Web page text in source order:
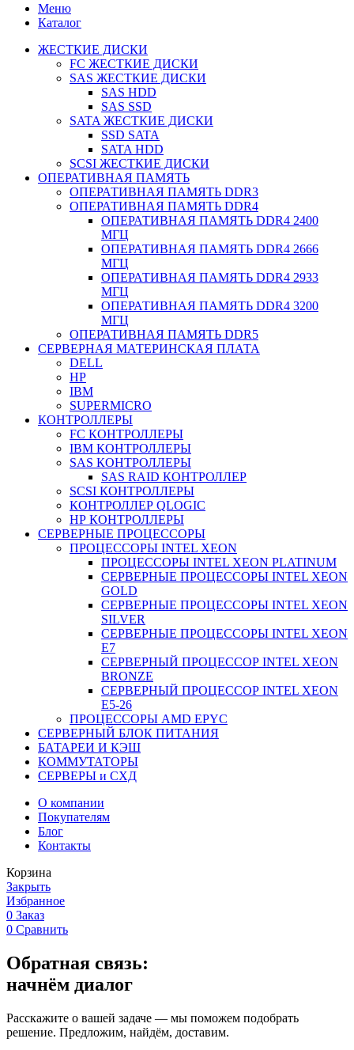
Меню
Каталог
ЖЕСТКИЕ ДИСКИ
FC ЖЕСТКИЕ ДИСКИ
SAS ЖЕСТКИЕ ДИСКИ
SAS HDD
SAS SSD
SATA ЖЕСТКИЕ ДИСКИ
SSD SATA
SATA HDD
SCSI ЖЕСТКИЕ ДИСКИ
ОПЕРАТИВНАЯ ПАМЯТЬ
ОПЕРАТИВНАЯ ПАМЯТЬ DDR3
ОПЕРАТИВНАЯ ПАМЯТЬ DDR4
ОПЕРАТИВНАЯ ПАМЯТЬ DDR4 2400
МГЦ
ОПЕРАТИВНАЯ ПАМЯТЬ DDR4 2666
МГЦ
ОПЕРАТИВНАЯ ПАМЯТЬ DDR4 2933
МГЦ
ОПЕРАТИВНАЯ ПАМЯТЬ DDR4 3200
МГЦ
ОПЕРАТИВНАЯ ПАМЯТЬ DDR5
СЕРВЕРНАЯ МАТЕРИНСКАЯ ПЛАТА
DELL
HP
IBM
SUPERMICRO
КОНТРОЛЛЕРЫ
FC КОНТРОЛЛЕРЫ
IBM КОНТРОЛЛЕРЫ
SAS КОНТРОЛЛЕРЫ
SAS RAID КОНТРОЛЛЕР
SCSI КОНТРОЛЛЕРЫ
КОНТРОЛЛЕР QLOGIC
НР КОНТРОЛЛЕРЫ
СЕРВЕРНЫЕ ПРОЦЕССОРЫ
ПРОЦЕССОРЫ INTEL XEON
ПРОЦЕССОРЫ INTEL XEON PLATINUM
СЕРВЕРНЫЕ ПРОЦЕССОРЫ INTEL XEON
GOLD
СЕРВЕРНЫЕ ПРОЦЕССОРЫ INTEL XEON
SILVER
СЕРВЕРНЫЕ ПРОЦЕССОРЫ INTEL XEON
Е7
СЕРВЕРНЫЙ ПРОЦЕССОР INTEL XEON
BRONZE
СЕРВЕРНЫЙ ПРОЦЕССОР INTEL XEON
Е5-26
ПРОЦЕССОРЫ AMD EPYC
СЕРВЕРНЫЙ БЛОК ПИТАНИЯ
БАТАРЕИ И КЭШ
КОММУТАТОРЫ
СЕРВЕРЫ и СХД
О компании
Покупателям
Блог
Контакты
Корзина
Закрыть
Избранное
0 Заказ
0 Сравнить
Обратная связь:
начнём диалог
Расскажите о вашей задаче — мы поможем подобрать
решение. Предложим, найдём, доставим.